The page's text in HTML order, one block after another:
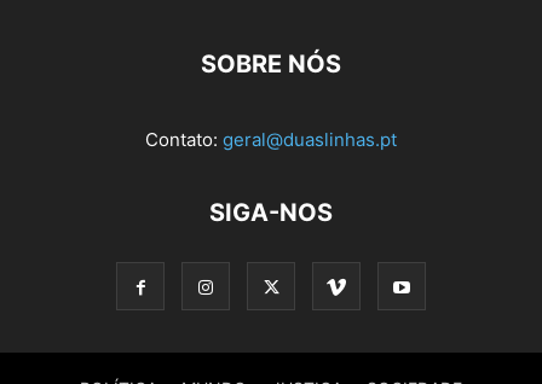
SOBRE NÓS
Contato: geral@duaslinhas.pt
SIGA-NOS